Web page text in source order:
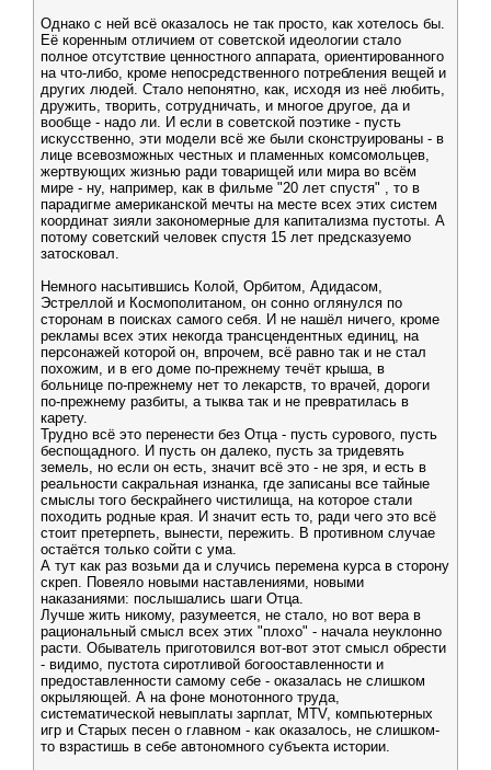
Однако с ней всё оказалось не так просто, как хотелось бы.
Её коренным отличием от советской идеологии стало
полное отсутствие ценностного аппарата, ориентированного
на что-либо, кроме непосредственного потребления вещей и
других людей. Стало непонятно, как, исходя из неё любить,
дружить, творить, сотрудничать, и многое другое, да и
вообще - надо ли. И если в советской поэтике - пусть
искусственно, эти модели всё же были сконструированы - в
лице всевозможных честных и пламенных комсомольцев,
жертвующих жизнью ради товарищей или мира во всём
мире - ну, например, как в фильме "20 лет спустя" , то в
парадигме американской мечты на месте всех этих систем
координат зияли закономерные для капитализма пустоты. А
потому советский человек спустя 15 лет предсказуемо
затосковал.
Немного насытившись Колой, Орбитом, Адидасом,
Эстреллой и Космополитаном, он сонно оглянулся по
сторонам в поисках самого себя. И не нашёл ничего, кроме
рекламы всех этих некогда трансцендентных единиц, на
персонажей которой он, впрочем, всё равно так и не стал
похожим, и в его доме по-прежнему течёт крыша, в
больнице по-прежнему нет то лекарств, то врачей, дороги
по-прежнему разбиты, а тыква так и не превратилась в
карету.
Трудно всё это перенести без Отца - пусть сурового, пусть
беспощадного. И пусть он далеко, пусть за тридевять
земель, но если он есть, значит всё это - не зря, и есть в
реальности сакральная изнанка, где записаны все тайные
смыслы того бескрайнего чистилища, на которое стали
походить родные края. И значит есть то, ради чего это всё
стоит претерпеть, вынести, пережить. В противном случае
остаётся только сойти с ума.
А тут как раз возьми да и случись перемена курса в сторону
скреп. Повеяло новыми наставлениями, новыми
наказаниями: послышались шаги Отца.
Лучше жить никому, разумеется, не стало, но вот вера в
рациональный смысл всех этих "плохо" - начала неуклонно
расти. Обыватель приготовился вот-вот этот смысл обрести
- видимо, пустота сиротливой богооставленности и
предоставленности самому себе - оказалась не слишком
окрыляющей. А на фоне монотонного труда,
систематической невыплаты зарплат, MTV, компьютерных
игр и Старых песен о главном - как оказалось, не слишком-
то взрастишь в себе автономного субъекта истории.